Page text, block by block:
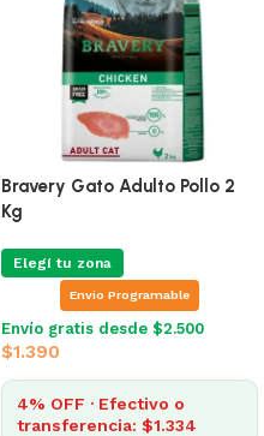
Bravery Gato Adulto Pollo 2
Kg
Elegí tu zona
Envio Programable
Envío gratis desde $2.500
$1.390
4% OFF · Efectivo o
transferencia: $1.334